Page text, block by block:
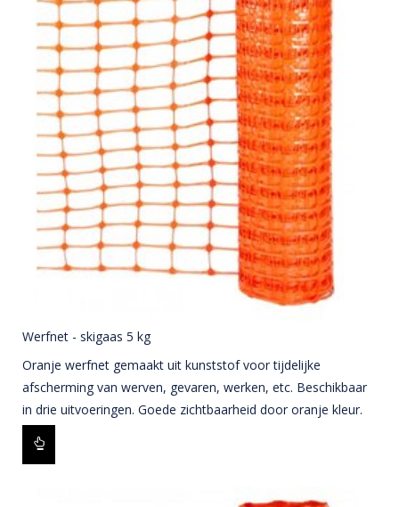
Werfnet - skigaas 5 kg
Oranje werfnet gemaakt uit kunststof voor tijdelijke
afscherming van werven, gevaren, werken, etc. Beschikbaar
in drie uitvoeringen. Goede zichtbaarheid door oranje kleur.